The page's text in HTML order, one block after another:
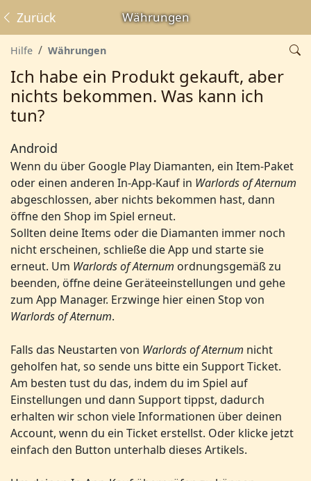
Währungen
Zurück
Hilfe Währungen
Ich habe ein Produkt gekauft, aber
nichts bekommen. Was kann ich
tun?
Android
Wenn du über Google Play Diamanten, ein Item-Paket
oder einen anderen In-App-Kauf in Warlords of Aternum
abgeschlossen, aber nichts bekommen hast, dann
öffne den Shop im Spiel erneut.
Sollten deine Items oder die Diamanten immer noch
nicht erscheinen, schließe die App und starte sie
erneut. Um Warlords of Aternum ordnungsgemäß zu
beenden, öffne deine Geräteeinstellungen und gehe
zum App Manager. Erzwinge hier einen Stop von
Warlords of Aternum.
Falls das Neustarten von Warlords of Aternum nicht
geholfen hat, so sende uns bitte ein Support Ticket.
Am besten tust du das, indem du im Spiel auf
Einstellungen und dann Support tippst, dadurch
erhalten wir schon viele Informationen über deinen
Account, wenn du ein Ticket erstellst. Oder klicke jetzt
einfach den Button unterhalb dieses Artikels.